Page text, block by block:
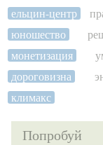
ельцин-центр
юношество
монетизация
дороговизна
климакс
Попробуй